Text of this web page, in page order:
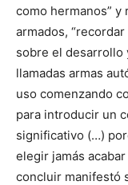
como hermanos”
armados,
sobre el desarrollo
llamadas armas
uso comenzando
para introducir un
significativo (…)
elegir jamás
concluir manifestó